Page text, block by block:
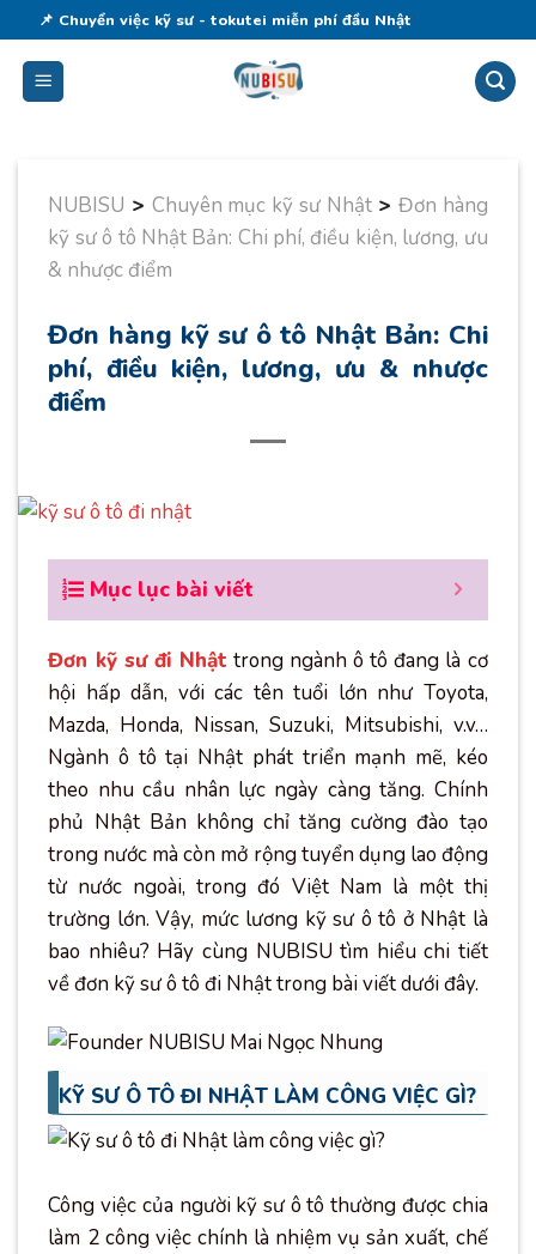
to
content
📌 Chuyển việc kỹ sư - tokutei miễn phí đầu Nhật
NUBISU > Chuyên mục kỹ sư Nhật> Đơn hàng
kỹ sư ô tô Nhật Bản: Chi phí, điều kiện, lương, ưu
& nhược điểm
Đơn hàng kỹ sư ô tô Nhật Bản: Chi
phí, điều kiện, lương, ưu & nhược
điểm
Mục lục bài viết
Đơn kỹ sư đi Nhật trong ngành ô tô đang là cơ
hội hấp dẫn, với các tên tuổi lớn như Toyota,
Mazda, Honda, Nissan, Suzuki, Mitsubishi, v.v…
Ngành ô tô tại Nhật phát triển mạnh mẽ, kéo
theo nhu cầu nhân lực ngày càng tăng. Chính
phủ Nhật Bản không chỉ tăng cường đào tạo
trong nước mà còn mở rộng tuyển dụng lao động
từ nước ngoài, trong đó Việt Nam là một thị
trường lớn. Vậy, mức lương kỹ sư ô tô ở Nhật là
bao nhiêu? Hãy cùng NUBISU tìm hiểu chi tiết
về đơn kỹ sư ô tô đi Nhật trong bài viết dưới đây.
KỸ SƯ Ô TÔ ĐI NHẬT LÀM CÔNG VIỆC GÌ?
Công việc của người kỹ sư ô tô thường được chia
làm 2 công việc chính là nhiệm vụ sản xuất, chế